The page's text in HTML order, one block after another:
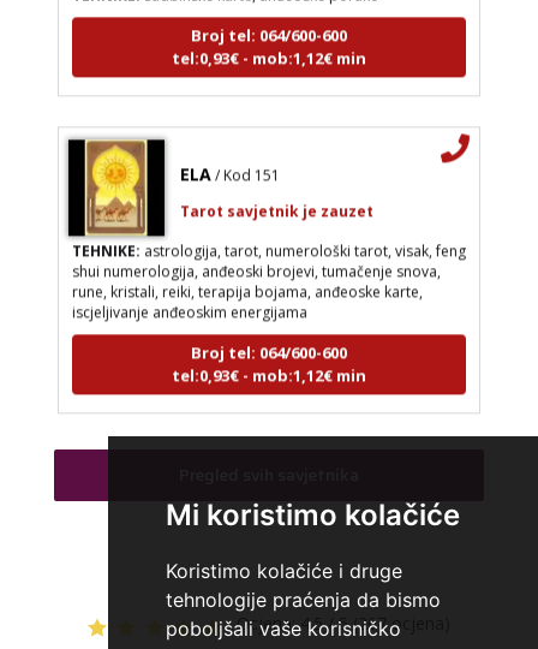
Mi koristimo kolačiće
Koristimo kolačiće i druge
tehnologije praćenja da bismo
poboljšali vaše korisničko
Broj tel: 064/600-600
tel:0,93€ - mob:1,12€ min
ELA / Kod 151
Tarot savjetnik je zauzet
TEHNIKE:astrologija, tarot, numerološki tarot, visak, feng
shui numerologija, anđeoski brojevi, tumačenje snova,
rune, kristali, reiki, terapija bojama, anđeoske karte,
iscjeljivanje anđeoskim energijama
Broj tel: 064/600-600
tel:0,93€ - mob:1,12€ min
Tarot savjetnik je slobodan
numerologija, anđeoski i ljubavni tarot, visak, yi
ching, knjiga promjena mudrosti, rune, izrada runskih
Broj tel: 064/600-600
Ocjena: 4.5 / 5 (267 ocjena)